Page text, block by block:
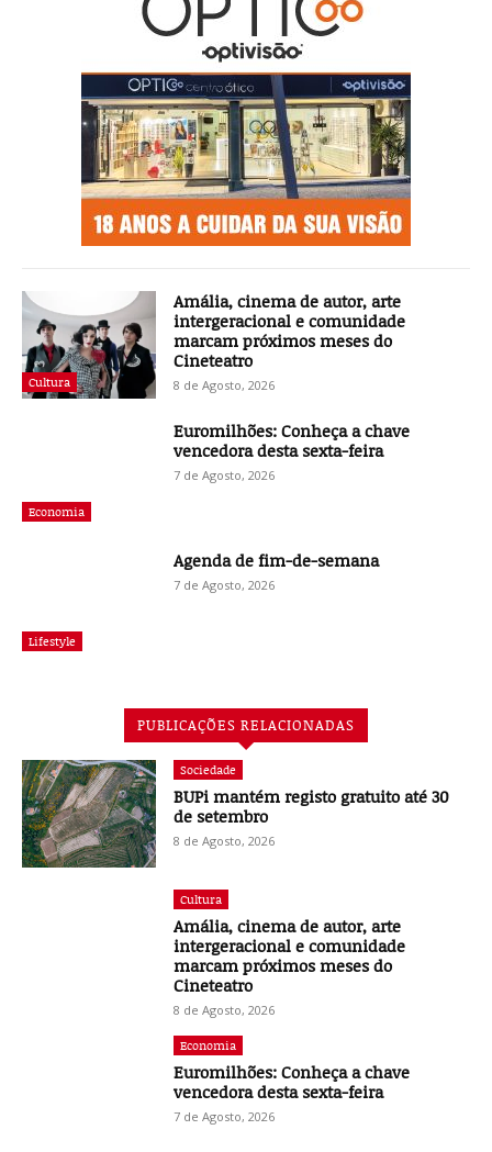
Cultura
Amália, cinema de autor, arte
intergeracional e comunidade
marcam próximos meses do
Cineteatro
8 de Agosto, 2026
Economia
Euromilhões: Conheça a chave
vencedora desta sexta-feira
7 de Agosto, 2026
Lifestyle
Agenda de fim-de-semana
7 de Agosto, 2026
PUBLICAÇÕES RELACIONADAS
Sociedade
BUPi mantém registo gratuito até 30
de setembro
8 de Agosto, 2026
Cultura
Amália, cinema de autor, arte
intergeracional e comunidade
marcam próximos meses do
Cineteatro
8 de Agosto, 2026
Economia
Euromilhões: Conheça a chave
vencedora desta sexta-feira
7 de Agosto, 2026